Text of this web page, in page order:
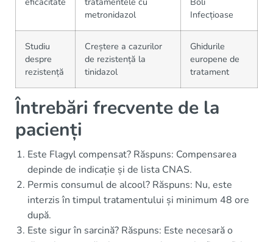
metronidazol
Infecțioase
Studiu
despre
rezistență
Creștere a cazurilor
de rezistență la
tinidazol
Ghidurile
europene de
tratament
Întrebări frecvente de la
pacienți
Este Flagyl compensat? Răspuns: Compensarea
depinde de indicație și de lista CNAS.
Permis consumul de alcool? Răspuns: Nu, este
interzis în timpul tratamentului și minimum 48 ore
după.
Este sigur în sarcină? Răspuns: Este necesară o